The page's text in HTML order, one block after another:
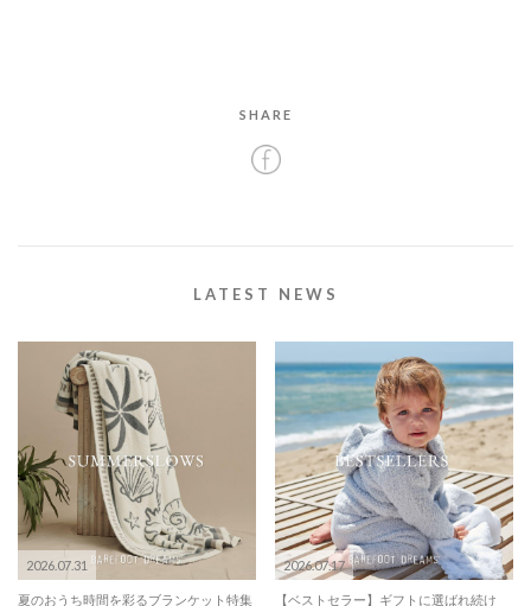
SHARE
LATEST NEWS
2026.07.31
夏のおうち時間を彩るブランケット特集
2026.07.17
【ベストセラー】ギフトに選ばれ続け